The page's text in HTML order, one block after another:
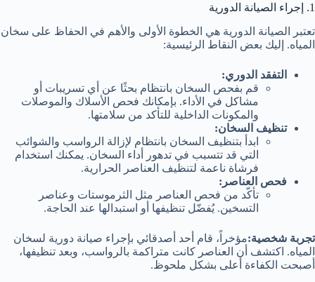
1. إجراء الصيانة الدورية
تعتبر الصيانة الدورية هي الخطوة الأولى والأهم في الحفاظ على سخان
المياه. إليك بعض النقاط الرئيسية:
التفقد الدوري:
قم بفحص السخان بانتظام بحثًا عن أي تسريبات أو
مشاكل في الأداء. بإمكانك فحص الأسلاك والموصلات
والمكونات الداخلية للتأكد من سلامتها.
تنظيف السخان:
ابدأ بتنظيف السخان بانتظام لإزالة الرواسب والشوائب
التي قد تتسبب في تدهور أداء السخان. يمكنك استخدام
فرشاة ناعمة لتنظيف العناصر الحرارية.
فحص العناصر:
تأكّد من فحص العناصر مثل الثرموستات وعناصر
التسخين. يُفضّل تنظيفها أو استبدالها عند الحاجة.
تجربة شخصية:مؤخراً، قام أحد أصدقائي بإجراء صيانة دورية لسخان
المياه. اكتشف أن العناصر كانت متراكمة بالرواسب، وبعد تنظيفها،
أصبحت الكفاءة أعلى بشكل ملحوظ.